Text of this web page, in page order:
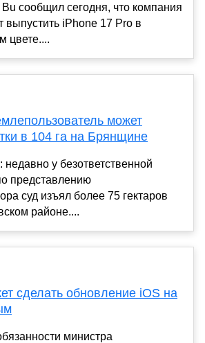
сообщил сегодня, что компания
выпустить iPhone 17 Pro в
цвете....
может
в 104 га на Брянщине
недавно у безответственной
представлению
суд изъял более 75 гектаров
районе....
сделать обновление iOS на
министра